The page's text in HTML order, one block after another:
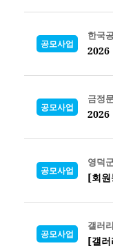
공모사업
한국
2026
공모사업
금정
2026
공모사업
영덕
[회
공모사업
갤러
[갤러